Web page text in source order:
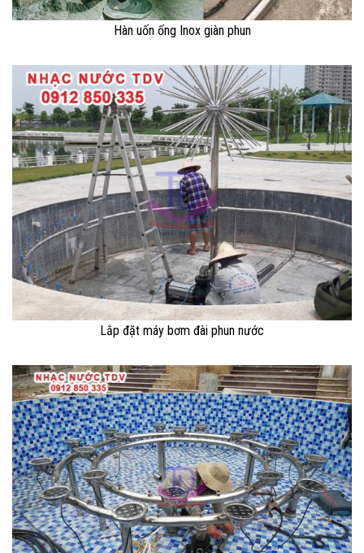
Hàn uốn ống Inox giàn phun
Lắp đặt máy bơm đài phun nước